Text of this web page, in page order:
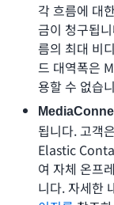
각 흐름에 대
금이 청구됩
름의 최대 비
드 대역폭은
용할 수 없습
됩니다. 고객
Elastic
여 자체 온프
니다. 자세한